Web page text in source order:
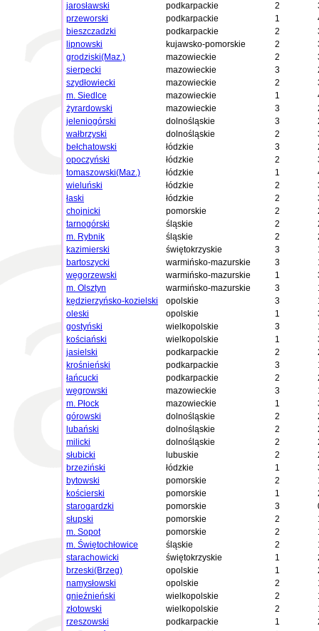
jarosławski
podkarpackie 2
przeworski
podkarpackie 1
bieszczadzki
podkarpackie 2
lipnowski
kujawsko-pomorskie 2
grodziski(Maz.)
mazowieckie 2
sierpecki
mazowieckie 3
szydłowiecki
mazowieckie 2
m. Siedlce
mazowieckie 1
żyrardowski
mazowieckie 3
jeleniogórski
dolnośląskie 3
wałbrzyski
dolnośląskie 2
bełchatowski
łódzkie 3
opoczyński
łódzkie 2
tomaszowski(Maz.)
łódzkie 1
wieluński
łódzkie 2
łaski
łódzkie 2
chojnicki
pomorskie 2
tarnogórski
śląskie 2
m. Rybnik
śląskie 2
kazimierski
świętokrzyskie 3
bartoszycki
warmińsko-mazurskie 3
węgorzewski
warmińsko-mazurskie 1
m. Olsztyn
warmińsko-mazurskie 3
kędzierzyńsko-kozielski
opolskie 3
oleski
opolskie 1
gostyński
wielkopolskie 3
kościański
wielkopolskie 1
jasielski
podkarpackie 2
krośnieński
podkarpackie 3
łańcucki
podkarpackie 2
węgrowski
mazowieckie 3
m. Płock
mazowieckie 1
górowski
dolnośląskie 2
lubański
dolnośląskie 2
milicki
dolnośląskie 2
słubicki
lubuskie 2
brzeziński
łódzkie 1
bytowski
pomorskie 2
kościerski
pomorskie 1
starogardzki
pomorskie 3
słupski
pomorskie 2
m. Sopot
pomorskie 2
m. Świętochłowice
śląskie 2
starachowicki
świętokrzyskie 1
brzeski(Brzeg)
opolskie 1
namysłowski
opolskie 2
gnieźnieński
wielkopolskie 2
złotowski
wielkopolskie 2
rzeszowski
podkarpackie 1